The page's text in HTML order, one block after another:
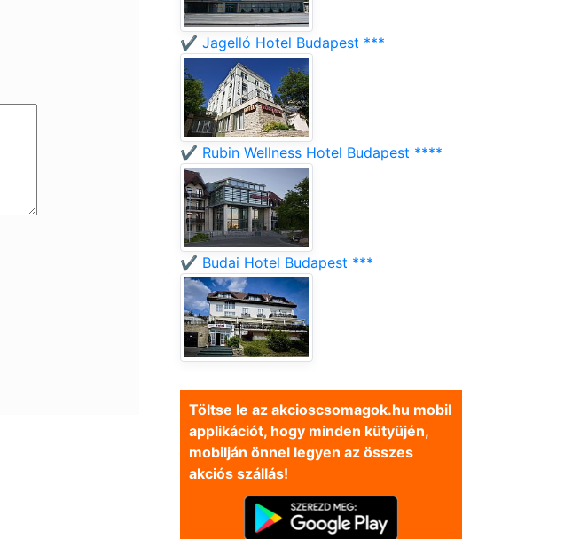
✔️ Jagelló Hotel Budapest ***
✔️ Rubin Wellness Hotel Budapest ****
✔️ Budai Hotel Budapest ***
Töltse le az akcioscsomagok.hu mobil
applikációt, hogy minden kütyüjén,
mobilján önnel legyen az összes
akciós szállás!